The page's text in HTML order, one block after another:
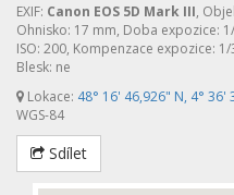
EXIF: Canon EOS 5D Mark III,
Ohnisko: 17 mm, Doba expozice:
ISO: 200, Kompenzace expozice:
Blesk: ne
Lokace: 48° 16' 46,926" N, 4° 36'
WGS-84
Sdílet